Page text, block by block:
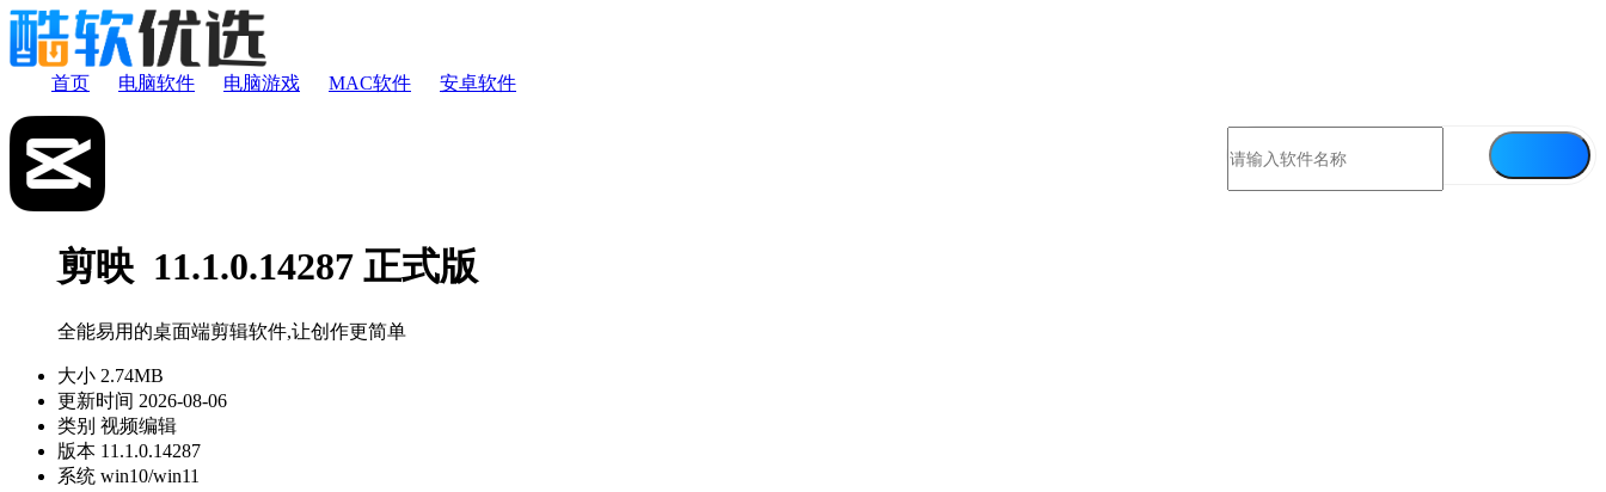
首页 电脑软件 电脑游戏 MAC软件 安卓软件
剪映 11.1.0.14287 正式版
全能易用的桌面端剪辑软件,让创作更简单
大小 2.74MB
更新时间 2026-08-06
类别 视频编辑
版本 11.1.0.14287
系统 win10/win11